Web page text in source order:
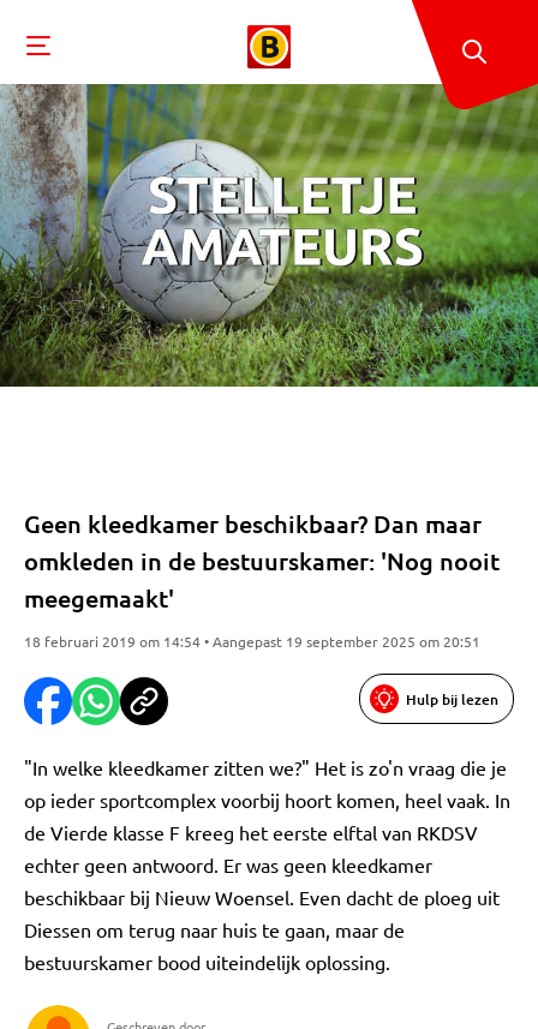
Geen kleedkamer beschikbaar? Dan maar
omkleden in de bestuurskamer: 'Nog nooit
meegemaakt'
18 februari 2019 om 14:54 • Aangepast 19 september 2025 om 20:51
Hulp bij lezen
"In welke kleedkamer zitten we?" Het is zo'n vraag die je
op ieder sportcomplex voorbij hoort komen, heel vaak. In
de Vierde klasse F kreeg het eerste elftal van RKDSV
echter geen antwoord. Er was geen kleedkamer
beschikbaar bij Nieuw Woensel. Even dacht de ploeg uit
Diessen om terug naar huis te gaan, maar de
bestuurskamer bood uiteindelijk oplossing.